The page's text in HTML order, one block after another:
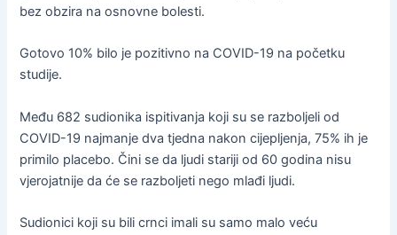
bez obzira na osnovne bolesti.
Gotovo 10% bilo je pozitivno na COVID-19 na početku
studije.
Među 682 sudionika ispitivanja koji su se razboljeli od
COVID-19 najmanje dva tjedna nakon cijepljenja, 75% ih je
primilo placebo. Čini se da ljudi stariji od 60 godina nisu
vjerojatnije da će se razboljeti nego mlađi ljudi.
Sudionici koji su bili crnci imali su samo malo veću